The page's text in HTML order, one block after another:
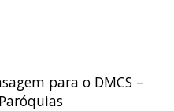
para o DMCS –